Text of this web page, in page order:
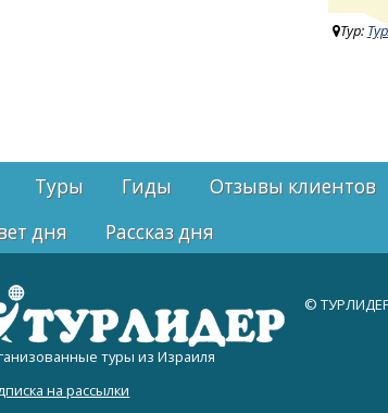
Тур:
Туры Гиды Отзывы клиентов
дня
Рассказ дня
©
туры из Израиля
на рассылки